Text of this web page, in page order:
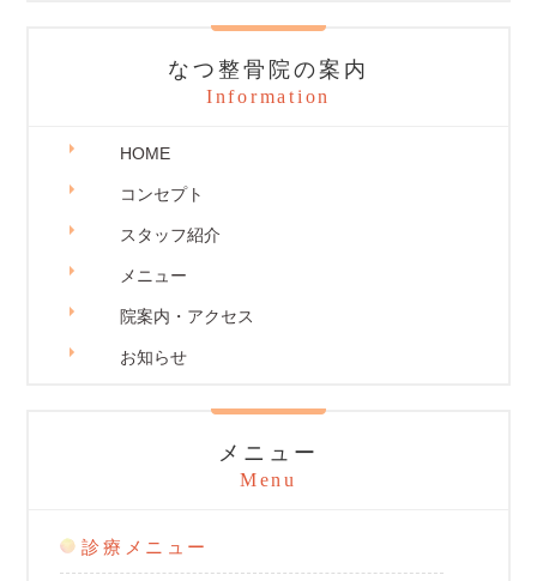
なつ整骨院の案内
Information
HOME
コンセプト
スタッフ紹介
メニュー
院案内・アクセス
お知らせ
メニュー
Menu
診療メニュー